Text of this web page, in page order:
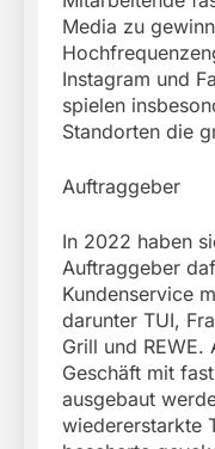
Media zu
Instagram und
spielen
Standorten die
Auftraggeber
In 2022 haben
Auftraggeber
Kundenservice
darunter TUI,
Grill und
Geschäft mit
ausgebaut
wiedererstarkte